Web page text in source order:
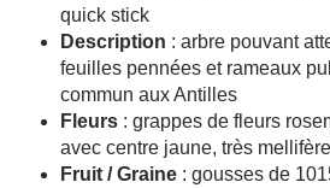
quick stick
Description : arbre pouvant
feuilles pennées et rameaux
commun aux Antilles
Fleurs : grappes de fleurs
avec centre jaune, très
Fruit / Graine : gousses de